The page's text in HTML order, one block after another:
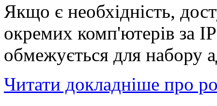
Якщо є необхідність,
окремих комп'ютерів за
обмежується для набору
Читати докладніше про